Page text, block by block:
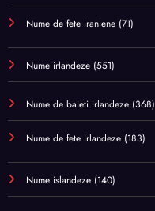
Nume de fete iraniene (71)
Nume irlandeze (551)
Nume de baieti irlandeze (368)
Nume de fete irlandeze (183)
Nume islandeze (140)